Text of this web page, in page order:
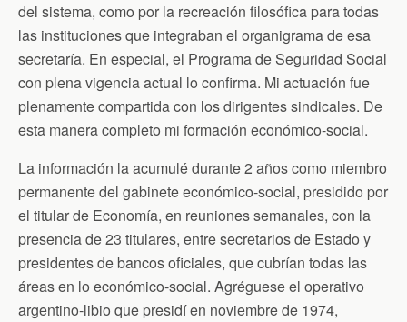
del sistema, como por la recreación filosófica para todas
las instituciones que integraban el organigrama de esa
secretaría. En especial, el Programa de Seguridad Social
con plena vigencia actual lo confirma. Mi actuación fue
plenamente compartida con los dirigentes sindicales. De
esta manera completo mi formación económico-social.
La información la acumulé durante 2 años como miembro
permanente del gabinete económico-social, presidido por
el titular de Economía, en reuniones semanales, con la
presencia de 23 titulares, entre secretarios de Estado y
presidentes de bancos oficiales, que cubrían todas las
áreas en lo económico-social. Agréguese el operativo
argentino-libio que presidí en noviembre de 1974,